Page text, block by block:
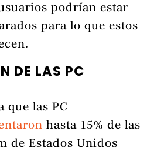
podrían estar
para lo que estos
DE LAS PC
que las PC
hasta 15% de las
de Estados Unidos